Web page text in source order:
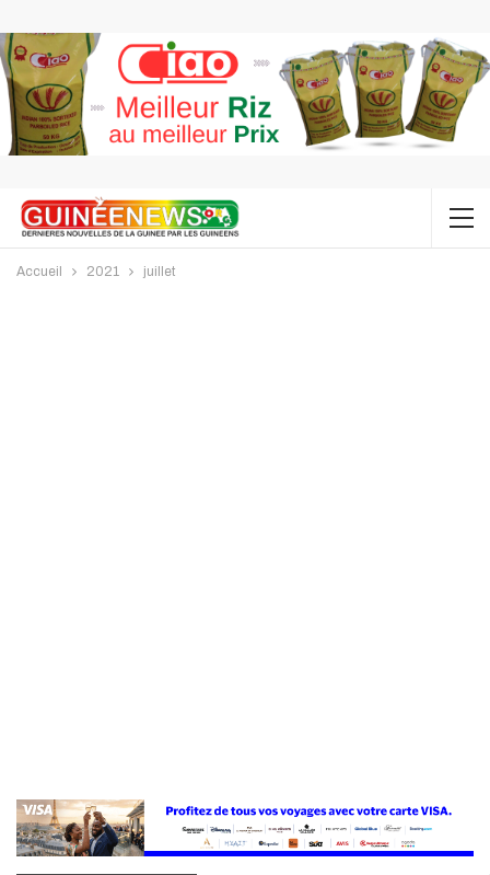
Accueil 2021 juillet